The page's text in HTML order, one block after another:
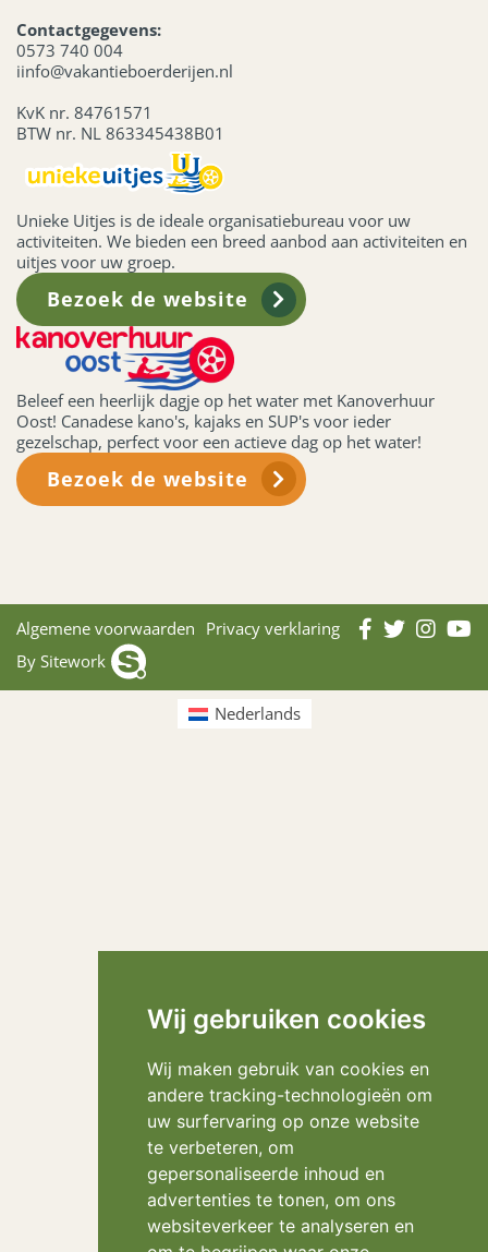
Wij gebruiken cookies
Wij maken gebruik van cookies en
andere tracking-technologieën om
uw surfervaring op onze website
te verbeteren, om
gepersonaliseerde inhoud en
advertenties te tonen, om ons
websiteverkeer te analyseren en
Contactgegevens:
0573 740 004
iinfo@vakantieboerderijen.nl
KvK nr. 84761571
BTW nr. NL 863345438B01
Unieke Uitjes is de ideale organisatiebureau voor uw
activiteiten. We bieden een breed aanbod aan activiteiten en
uitjes voor uw groep.
Bezoek de website
Beleef een heerlijk dagje op het water met Kanoverhuur
Oost! Canadese kano's, kajaks en SUP's voor ieder
gezelschap, perfect voor een actieve dag op het water!
Bezoek de website
Algemene voorwaarden Privacy verklaring
By Sitework
Nederlands